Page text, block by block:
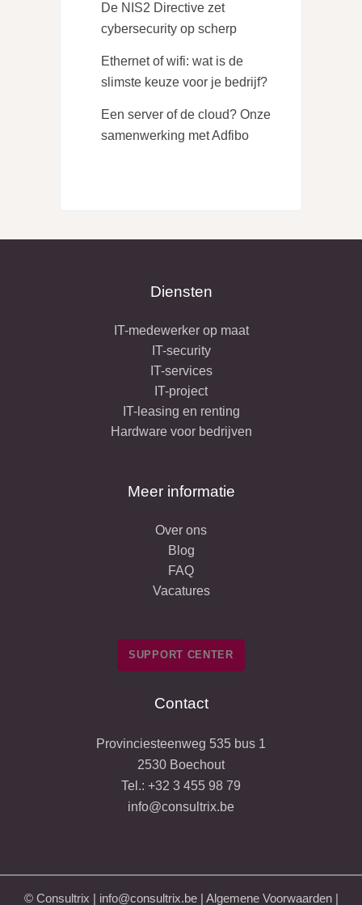
De NIS2 Directive zet
cybersecurity op scherp
Ethernet of wifi: wat is de
slimste keuze voor je bedrijf?
Een server of de cloud? Onze
samenwerking met Adfibo
Diensten
IT-medewerker op maat
IT-security
IT-services
IT-project
IT-leasing en renting
Hardware voor bedrijven
Meer informatie
Over ons
Blog
FAQ
Vacatures
SUPPORT CENTER
Contact
Provinciesteenweg 535 bus 1
2530 Boechout
Tel.: +32 3 455 98 79
info@consultrix.be
© Consultrix | info@consultrix.be| Algemene Voorwaarden|